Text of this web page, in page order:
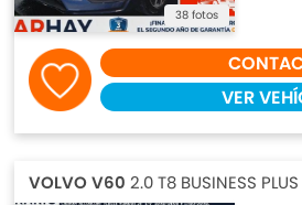
38 fotos
VER
VOLVO V60 2.0 T8 BUSINESS